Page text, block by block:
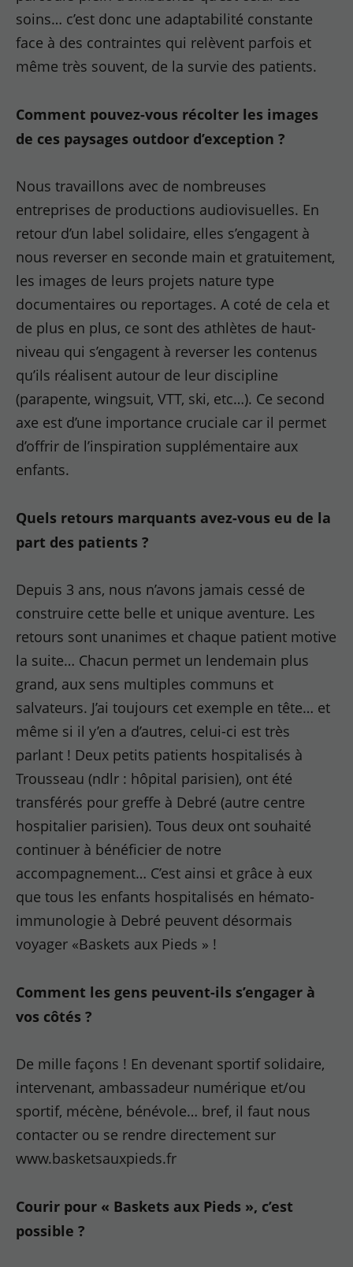
soins… c’est donc une adaptabilité constante
face à des contraintes qui relèvent parfois et
même très souvent, de la survie des patients.
Comment pouvez-vous récolter les images
de ces paysages outdoor d’exception ?
Nous travaillons avec de nombreuses
entreprises de productions audiovisuelles. En
retour d’un label solidaire, elles s’engagent à
nous reverser en seconde main et gratuitement,
les images de leurs projets nature type
documentaires ou reportages. A coté de cela et
de plus en plus, ce sont des athlètes de haut-
niveau qui s’engagent à reverser les contenus
qu’ils réalisent autour de leur discipline
(parapente, wingsuit, VTT, ski, etc…). Ce second
axe est d’une importance cruciale car il permet
d’offrir de l’inspiration supplémentaire aux
enfants.
Quels retours marquants avez-vous eu de la
part des patients ?
Depuis 3 ans, nous n’avons jamais cessé de
construire cette belle et unique aventure. Les
retours sont unanimes et chaque patient motive
la suite… Chacun permet un lendemain plus
grand, aux sens multiples communs et
salvateurs. J’ai toujours cet exemple en tête… et
même si il y’en a d’autres, celui-ci est très
parlant ! Deux petits patients hospitalisés à
Trousseau (ndlr : hôpital parisien), ont été
transférés pour greffe à Debré (autre centre
hospitalier parisien). Tous deux ont souhaité
continuer à bénéficier de notre
accompagnement… C’est ainsi et grâce à eux
que tous les enfants hospitalisés en hémato-
immunologie à Debré peuvent désormais
voyager «Baskets aux Pieds » !
Comment les gens peuvent-ils s’engager à
vos côtés ?
De mille façons ! En devenant sportif solidaire,
intervenant, ambassadeur numérique et/ou
sportif, mécène, bénévole… bref, il faut nous
contacter ou se rendre directement sur
www.basketsauxpieds.fr
Courir pour « Baskets aux Pieds », c’est
possible ?